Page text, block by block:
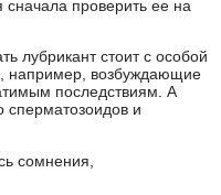
проверить ее на
лубрикант стоит с особой
например, возбуждающие
последствиям. А
сперматозоидов и
сомнения,